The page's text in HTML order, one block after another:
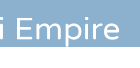
Empire